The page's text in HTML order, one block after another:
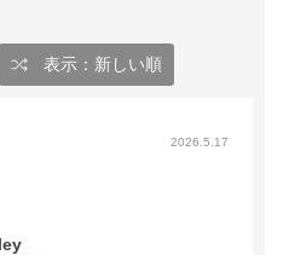
表示：新しい順
2026.5.17